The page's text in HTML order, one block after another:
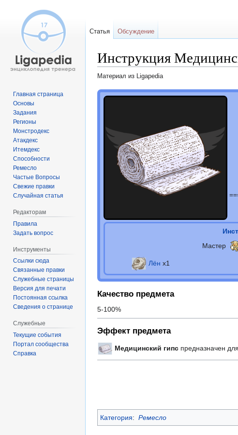
Инструкция
Материал из Ligapedia
Перейти
Перейти
Мастер
Лён х1
Качество предмета
5-100%
Эффект предмета
Медицинский гипс предназначен
Категория: Ремесло
Статья Обсуждение
Главная страница
Основы
Задания
Регионы
Монстродекс
Атакдекс
Итемдекс
Способности
Ремесло
Частые Вопросы
Свежие правки
Случайная статья
Редакторам
Правила
Задать вопрос
Инструменты
Ссылки сюда
Связанные правки
Служебные страницы
Версия для печати
Постоянная ссылка
Сведения о странице
Служебные
Текущие события
Портал сообщества
Справка